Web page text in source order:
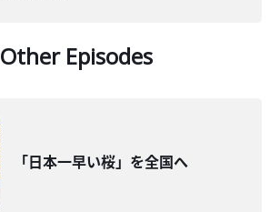
Other Episodes
「日本一早い桜」を全国へ